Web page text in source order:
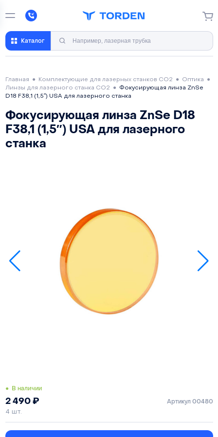
Каталог
Главная ● Комплектующие для лазерных станков CO2 ● Оптика ●
Линзы для лазерного станка CO2 ●
Фокусирующая линза ZnSe
D18 F38,1 (1,5″) USA для лазерного станка
Фокусирующая линза ZnSe D18
F38,1 (1,5″) USA для лазерного
станка
● В наличии
2 490₽
4 шт.
Артикул 00480